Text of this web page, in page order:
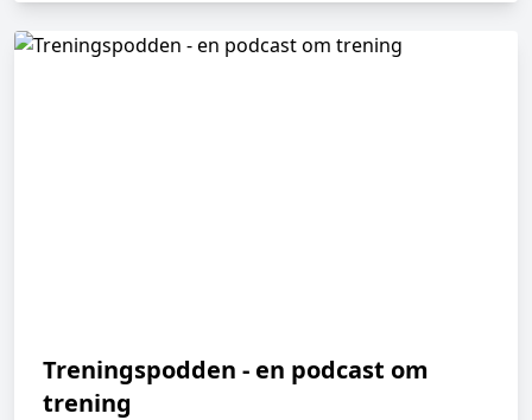
Treningspodden - en podcast om
trening